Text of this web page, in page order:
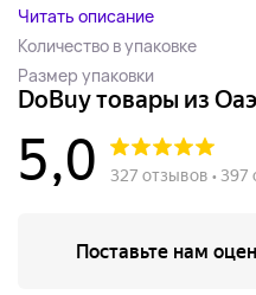
Читать описание
Количество в упаковке
Размер упаковки